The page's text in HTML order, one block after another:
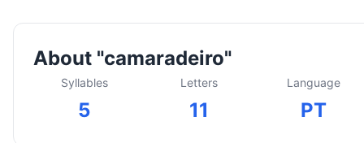
About "camaradeiro"
Syllables
5
Letters
11
Language
PT